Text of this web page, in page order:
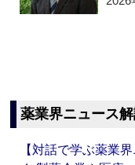
薬業界ニュース
【対話で学ぶ薬業